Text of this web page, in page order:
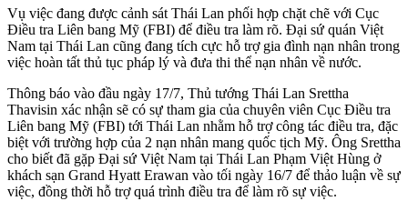
Vụ việc đang được cảnh sát Thái Lan phối hợp chặt chẽ với Cục
Điều tra Liên bang Mỹ (FBI) để điều tra làm rõ. Đại sứ quán Việt
Nam tại Thái Lan cũng đang tích cực hỗ trợ gia đình nạn nhân trong
việc hoàn tất thủ tục pháp lý và đưa th‌i th‌ể nạn nhân về nước.
Thông báo vào đầu ngày 17/7, Thủ tướng Thái Lan Srettha
Thavisin xác nhận sẽ có sự tham gia của chuyên viên Cục Điều tra
Liên bang Mỹ (FBI) tới Thái Lan nhằm hỗ trợ công tác điều tra, đặc
biệt với trường hợp của 2 nạn nhân mang quốc tịch Mỹ. Ông Srettha
cho biết đã gặp Đại sứ Việt Nam tại Thái Lan Phạm Việt Hùng ở
khách sạn Grand Hyatt Erawan vào tối ngày 16/7 để thảo luận về sự
việc, đồng thời hỗ trợ quá trình điều tra để làm rõ sự việc.